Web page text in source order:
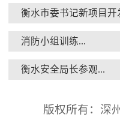
衡水安全局长
核酸检测演练
衡水市委书记新项目开
消防小组训练...
衡水安全局长参观...
版权所有：深